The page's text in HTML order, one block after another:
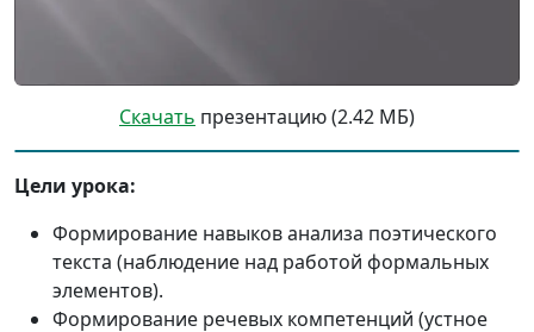
Скачать презентацию (2.42 МБ)
Цели урока:
Формирование навыков анализа поэтического
текста (наблюдение над работой формальных
элементов).
Формирование речевых компетенций (устное